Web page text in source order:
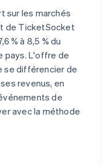
sur les marchés
de TicketSocket
% à 8,5 % du
pays. L'offre de
se différencier de
revenus, en
de
avec la méthode